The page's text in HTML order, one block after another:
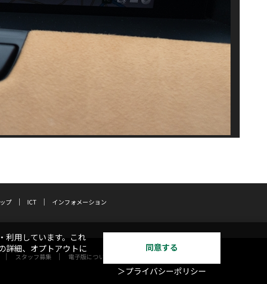
プ ICT
インフォメーション
スタッフ募集 電子版について
利用しています。これ
詳細、オプトアウトに
同意する
＞プライバシーポリシー